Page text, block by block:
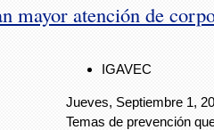
mayor atención de
IGAVEC
Jueves, Septiembre 1,
Temas de prevención